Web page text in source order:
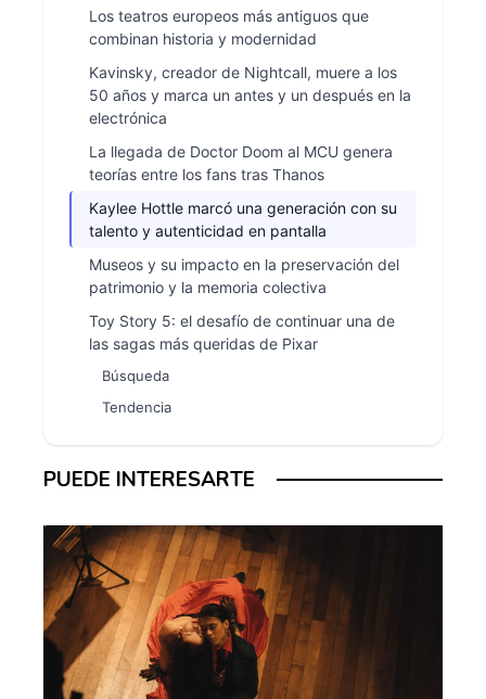
Los teatros europeos más antiguos que
combinan historia y modernidad
Kavinsky, creador de Nightcall, muere a los
50 años y marca un antes y un después en la
electrónica
La llegada de Doctor Doom al MCU genera
teorías entre los fans tras Thanos
Kaylee Hottle marcó una generación con su
talento y autenticidad en pantalla
Museos y su impacto en la preservación del
patrimonio y la memoria colectiva
Toy Story 5: el desafío de continuar una de
las sagas más queridas de Pixar
Búsqueda
Tendencia
PUEDE INTERESARTE